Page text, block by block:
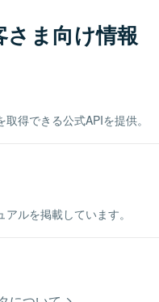
さま向け情報
得できる公式APIを提供。
ルを掲載しています。